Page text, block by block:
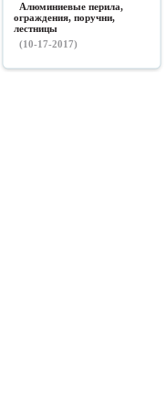
Алюминиевые перила,
ограждения, поручни,
лестницы
(10-17-2017)